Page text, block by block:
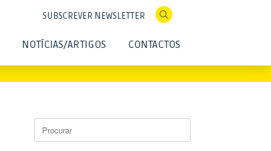
NOTÍCIAS/ARTIGOS CONTACTOS
SUBSCREVER NEWSLETTER